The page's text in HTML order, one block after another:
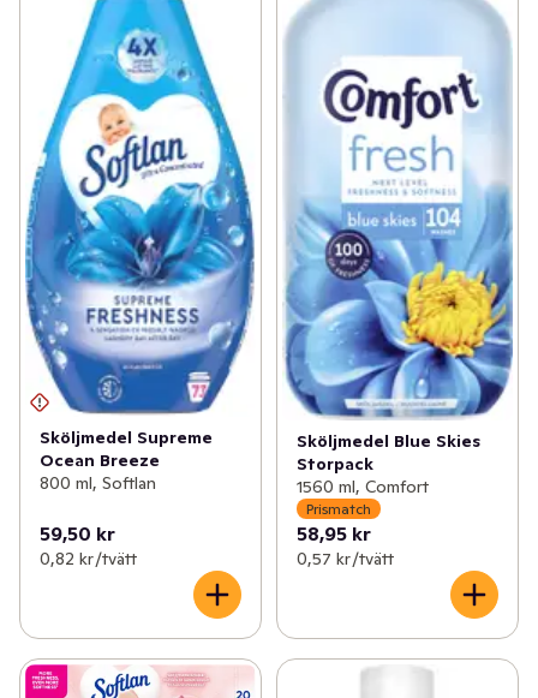
Sköljmedel Supreme
Ocean Breeze
800 ml, Softlan
59,50 kr
0,82 kr /tvätt
Sköljmedel Blue Skies
Storpack
1560 ml, Comfort
Prismatch
58,95 kr
0,57 kr /tvätt